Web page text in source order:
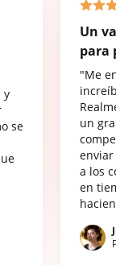
y
se
Un
para
"Me
un
a los
en